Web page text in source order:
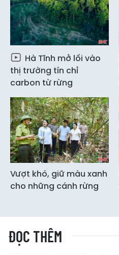
Hà Tĩnh mở lối vào
thị trường tín chỉ
carbon từ rừng
Vượt khó, giữ màu xanh
cho những cánh rừng
ĐỌC THÊM